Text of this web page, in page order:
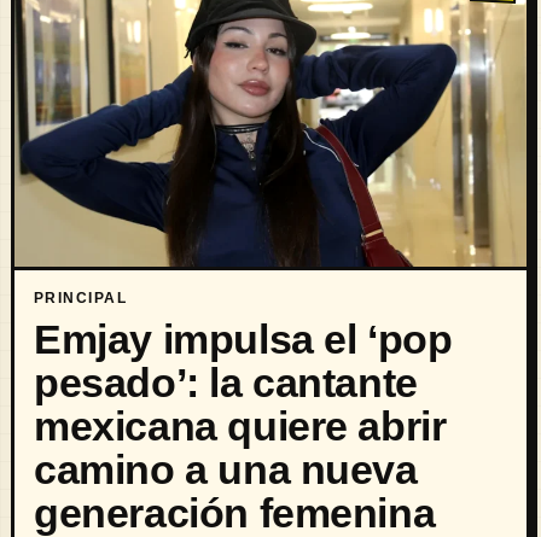
PRINCIPAL
Emjay impulsa el ‘pop
pesado’: la cantante
mexicana quiere abrir
camino a una nueva
generación femenina